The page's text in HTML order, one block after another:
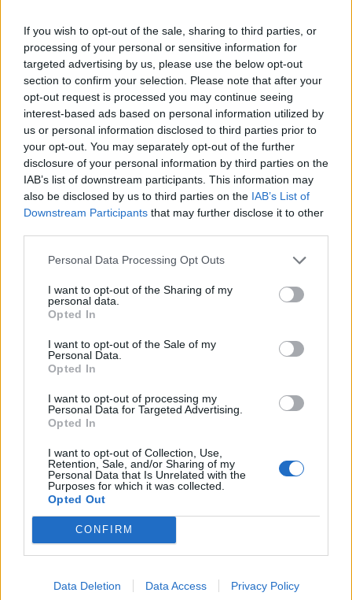
If you wish to opt-out of the sale, sharing to third parties, or
processing of your personal or sensitive information for
targeted advertising by us, please use the below opt-out
section to confirm your selection. Please note that after your
opt-out request is processed you may continue seeing
interest-based ads based on personal information utilized by
us or personal information disclosed to third parties prior to
your opt-out. You may separately opt-out of the further
disclosure of your personal information by third parties on the
IAB’s list of downstream participants. This information may
also be disclosed by us to third parties on the IAB’s List of
Downstream Participants that may further disclose it to other
Personal Data Processing Opt Outs
I want to opt-out of the Sharing of my
personal data.
Opted In
I want to opt-out of the Sale of my
Personal Data.
Opted In
I want to opt-out of processing my
Personal Data for Targeted Advertising.
Opted In
I want to opt-out of Collection, Use,
Retention, Sale, and/or Sharing of my
Personal Data that Is Unrelated with the
Purposes for which it was collected.
Opted Out
CONFIRM
Data Deletion Data Access Privacy Policy
ЕВРА!!!
НАЈЧИТАНИ ВО ПОСЛЕДНИ 7 ДЕНА
УАПСЕН МАКЕДОНЕЦОТ АНДРЕЈ
ТАНАСКОВСКИ, ЧЛЕН НА
КАВАЧКИ КЛАН (ФОТО)
(Видео) СНИМКА СО ПАРИ КОИ
ЈА НАПУШТААТ АЛБАНИЈА, се
тврди дека се на Еди Рама
Ахмети кажа што го мачи:
СЛУШАМ, САКААТ ДА СЕ СУДИ
ЗА ВОЕНИТЕ ЗЛОСТРОСТВА НА
УЧК...
ТЕЖОК ДЕН И ЈАВНО
човекот појма нема од
Црна Гора ја уапси жената која
ШАРПЛАНИНЕЦ?!
СУДСКАТА МАФИЈА РАБОТИ
е пензиониран, три дена
откако му го врати пасошот
на бизнисменот Марковски
СКОКНА МИНИМАЛНИОТ
ИЗНОС ЗА К-15: Еве колку
годинава
ПРЕДУПРЕДЕНИ СЕ: „Бугарија
итно ја преиспитува својата
одлука“
МАКЕДОНИЈА ИМА СВЕТСКА